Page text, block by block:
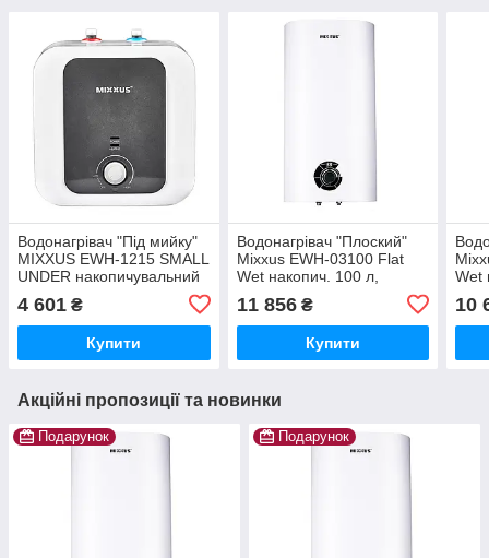
Водонагрівач "Під мийку"
MIXXUS EWH-1215 SMALL
UNDER накопичувальний
15 л, мокрий тен 1,5 kW
(WH0605)
4 601 ₴
Купити
Водонагрівач "Плоский"
Mixxus EWH-03100 Flat
Wet накопич. 100 л,
мокр.тен 2 kW (WH0016)
11 856₴
Купити
Wet
10
Акційні пропозиції та новинки
Подарунок Подарунок